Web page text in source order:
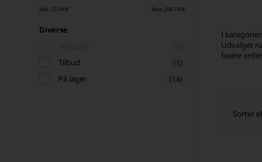
Min: 12 DKK Max: 290 DKK
Diverse
Tilbud (1)
På lager (14)
I
Udvalget
bedre
Sorter